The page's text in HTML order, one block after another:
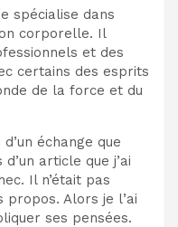
spécialise dans
corporelle. Il
et des
certains des esprits
de la force et du
d’un échange que
article que j’ai
Il n’était pas
propos. Alors je l’ai
ses pensées.